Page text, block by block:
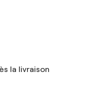
la livraison